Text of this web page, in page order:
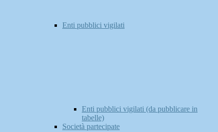
Enti pubblici vigilati
Enti pubblici vigilati (da pubblicare in
tabelle)
Società partecipate